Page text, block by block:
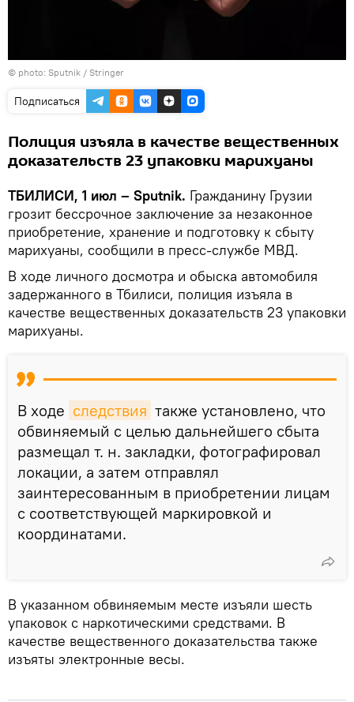
© photo: Sputnik / Stringer
Подписаться
Полиция изъяла в качестве вещественных
доказательств 23 упаковки марихуаны
ТБИЛИСИ, 1 июл – Sputnik. Гражданину Грузии
грозит бессрочное заключение за незаконное
приобретение, хранение и подготовку к сбыту
марихуаны, сообщили в пресс-службе МВД.
В ходе личного досмотра и обыска автомобиля
задержанного в Тбилиси, полиция изъяла в
качестве вещественных доказательств 23 упаковки
марихуаны.
В ходе следствия также установлено, что
обвиняемый с целью дальнейшего сбыта
размещал т. н. закладки, фотографировал
локации, а затем отправлял
заинтересованным в приобретении лицам
с соответствующей маркировкой и
координатами.
В указанном обвиняемым месте изъяли шесть
упаковок с наркотическими средствами. В
качестве вещественного доказательства также
изъяты электронные весы.